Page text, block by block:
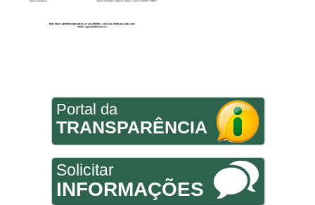
Portal da
TRANSPARÊNCIA
Solicitar
INFORMAÇÕES